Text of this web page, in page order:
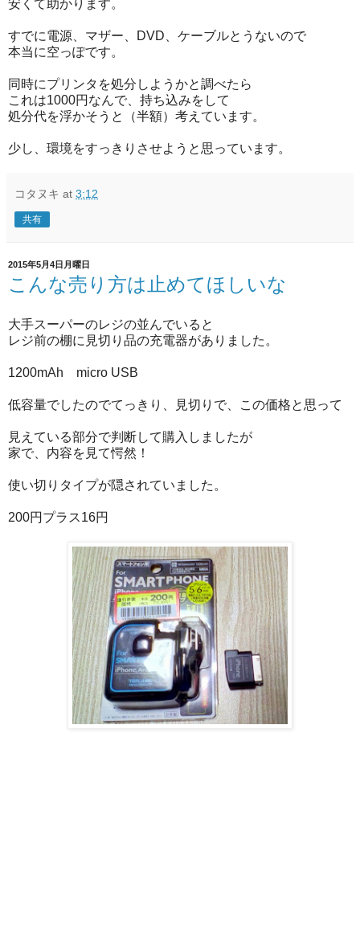
安くて助かります。
すでに電源、マザー、DVD、ケーブルとうないので
本当に空っぽです。
同時にプリンタを処分しようかと調べたら
これは1000円なんで、持ち込みをして
処分代を浮かそうと（半額）考えています。
少し、環境をすっきりさせようと思っています。
コタヌキ at 3:12
共有
2015年5月4日月曜日
こんな売り方は止めてほしいな
大手スーパーのレジの並んでいると
レジ前の棚に見切り品の充電器がありました。
1200mAh micro USB
低容量でしたのでてっきり、見切りで、この価格と思って
見えている部分で判断して購入しましたが
家で、内容を見て愕然！
使い切りタイプが隠されていました。
200円プラス16円